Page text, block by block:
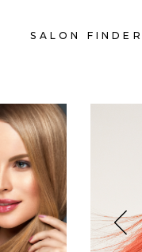
SALON FINDER